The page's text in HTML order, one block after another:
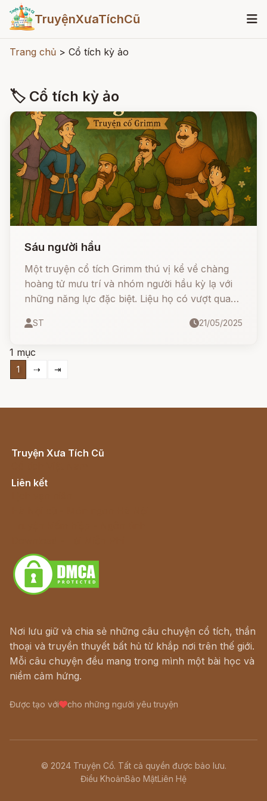
TruyệnXưaTíchCũ
Trang chủ > Cổ tích kỳ ảo
🏷 Cổ tích kỳ ảo
Sáu người hầu
Một truyện cổ tích Grimm thú vị kể về chàng
hoàng tử mưu trí và nhóm người hầu kỳ lạ với
những năng lực đặc biệt. Liệu họ có vượt qua
xảo? Hãy cùng theo dói nhé!
ST 21/05/2025
1 mục
1 ⇢ ⇥
Truyện Xưa Tích Cũ
Liên kết
Nơi lưu giữ và chia sẻ những câu chuyện cổ tích, thần
thoại và truyền thuyết bất hủ từ khắp nơi trên thế giới.
Mỗi câu chuyện đều mang trong mình một bài học và
niềm cảm hứng.
Được tạo với cho những người yêu truyện
© 2024 Truyện Cổ. Tất cả quyền được bảo lưu.
Điều KhoảnBảo MậtLiên Hệ